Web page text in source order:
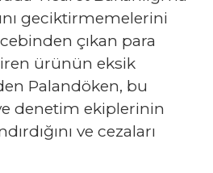
geciktirmemelerini
çıkan para
ürünün eksik
Palandöken, bu
denetim ekiplerinin
ve cezaları